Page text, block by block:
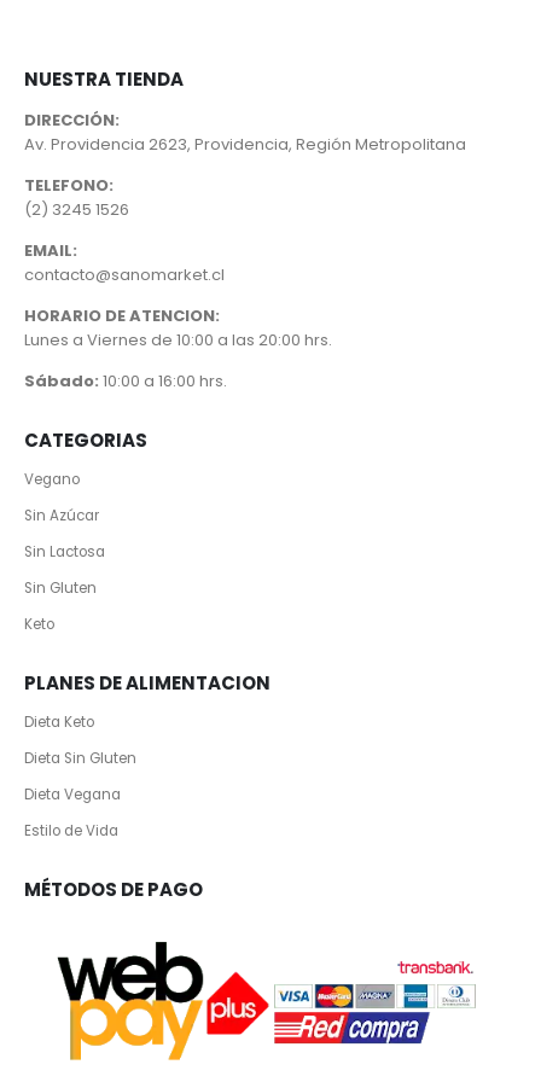
NUESTRA TIENDA
DIRECCIÓN:
Av. Providencia 2623, Providencia, Región Metropolitana
TELEFONO:
(2) 3245 1526
EMAIL:
contacto@sanomarket.cl
HORARIO DE ATENCION:
Lunes a Viernes de 10:00 a las 20:00 hrs.
Sábado: 10:00 a 16:00 hrs.
CATEGORIAS
Vegano
Sin Azúcar
Sin Lactosa
Sin Gluten
Keto
PLANES DE ALIMENTACION
Dieta Keto
Dieta Sin Gluten
Dieta Vegana
Estilo de Vida
MÉTODOS DE PAGO